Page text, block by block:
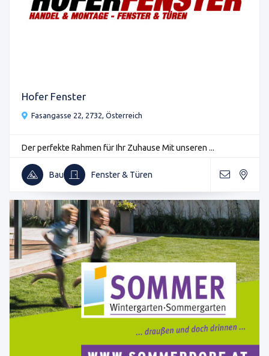
Hofer Fenster
Fasangasse 22, 2732, Österreich
Der perfekte Rahmen für Ihr Zuhause Mit unseren ...
Bau Fenster & Türen